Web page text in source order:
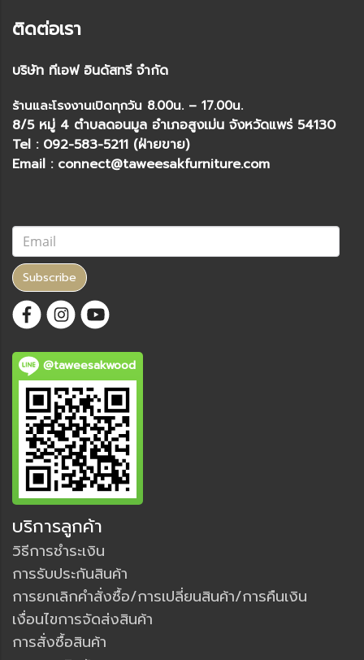
ติดต่อเรา
บริษัท ทีเอฟ อินดัสทรี จำกัด
ร้านและโรงงานเปิดทุกวัน 8.00น. – 17.00น.
8/5 หมู่ 4 ตำบลดอนมูล อำเภอสูงเม่น จังหวัดแพร่ 54130
Tel : 092-583-5211 (ฝ่ายขาย)
Email : connect@taweesakfurniture.com
Subscribe
@taweesakwood
บริการลูกค้า
วิธีการชำระเงิน
การรับประกันสินค้า
การยกเลิกคำสั่งซื้อ/การเปลี่ยนสินค้า/การคืนเงิน
เงื่อนไขการจัดส่งสินค้า
การสั่งซื้อสินค้า